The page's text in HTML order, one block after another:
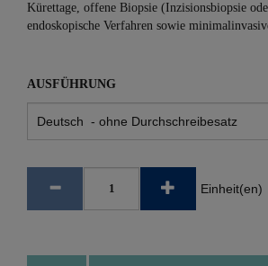
Kürettage, offene Biopsie (Inzisionsbiopsie
endoskopische Verfahren sowie
AUSFÜHRUNG
Einheit(en)